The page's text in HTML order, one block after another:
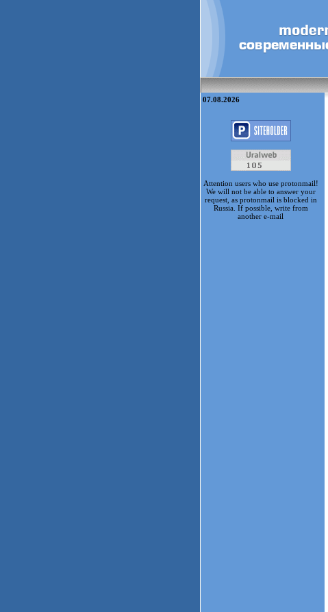
07.08.2026
Attention users who use protonmail!
We will not be able to answer your
request, as protonmail is blocked in
Russia. If possible, write from
another e-mail